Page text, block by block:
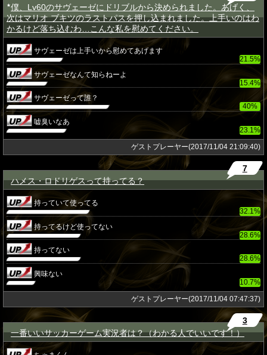
★僕、Lv60のサヴェーゼにドリブルから決められました。あげく、
次はマリオ ブキツのラストパスを押し込まれました。上手いのはわ
かるけど落ち込むわ…こんな私を慰めてください。
サヴェーゼは上手いから慰めてあげます
21.5%
サヴェーゼなんて知らねーよ
15.4%
サヴェーゼって誰？
40%
嘘臭いなあ
23.1%
ゲストプレーヤー(2017/11/04 21:09:40)
ハメス・ロドリゲスって持ってる？
7
持っていて使ってる
32.1%
持ってるけど使ってない
28.6%
持ってない
28.6%
興味ない
10.7%
ゲストプレーヤー(2017/11/04 07:47:37)
一番いいサッカーゲーム実況者は？（わかる人でいいです！）
3